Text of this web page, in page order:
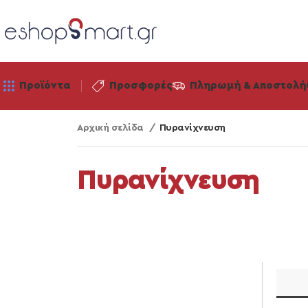
Προϊόντα Προσφορές Πληρωμή & Αποστολή
Αρχική σελίδα Πυρανίχνευση
Πυρανίχνευση